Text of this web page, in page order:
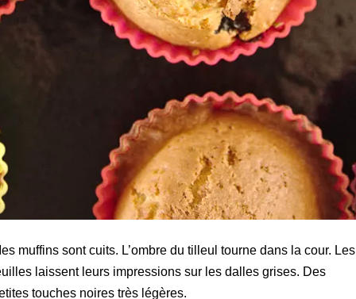
muffins sont cuits. L’ombre du tilleul tourne dans la cour. Les
laissent leurs impressions sur les dalles grises. Des
touches noires très légères.